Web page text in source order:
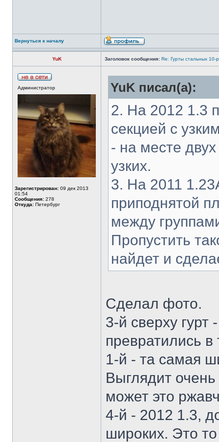
Вернуться к началу
YuK Заголовок сообщения: Re: Гурты стальных 10-
Администратор
Зарегистрирован: 09 дек 2013
01:54
Сообщения: 278
Откуда: Петербург
YuK писал(а):
2. На 2012 1.3
секцией с
- на месте
узких.
3. На 2011
приподнятой
между
Пропустить
найдет и
Сделал фото.
3-й сверху гурт
превратились
1-й - та самая
Выглядит
может это
4-й - 2012 1.3,
широких. Это